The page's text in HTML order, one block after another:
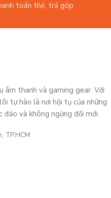
toán thẻ, trả góp
âm thanh và gaming gear. Với
tự hào là nơi hội tụ của những
và không ngừng đổi mới.
TP.HCM